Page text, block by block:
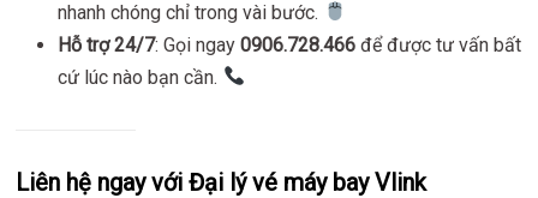
nhanh chóng chỉ trong vài bước.
Hỗ trợ 24/7: Gọi ngay0906.728.466 để được tư vấn bất
cứ lúc nào bạn cần.
Liên hệ ngay với Đại lý vé máy bay Vlink